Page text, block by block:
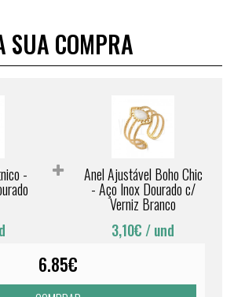
SUA COMPRA
- Anel Ajustável Boho Chic
- Aço Inox Dourado c/
Verniz Branco
3,10€ / und
6.85€